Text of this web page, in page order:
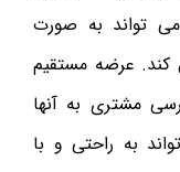
تواند به صورت
عرضه مستقیم
مشتری به آنها
به راحتی و با